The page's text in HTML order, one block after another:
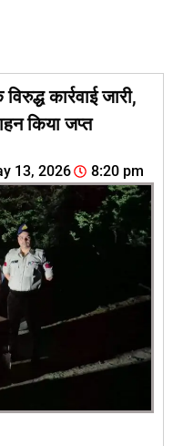
कार्रवाई जारी,
किया जप्त
13, 2026 8:20 pm